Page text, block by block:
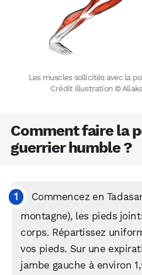
Les muscles sollicités avec la
Crédit illustration ©
Comment faire la
guerrier humble ?
Commencez en
montagne), les pieds
corps. Répartissez
vos pieds. Sur une
jambe gauche à environ